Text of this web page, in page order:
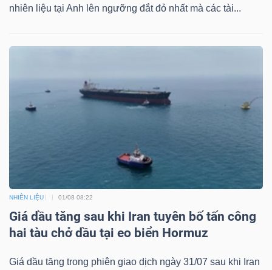
nhiên liệu tại Anh lên ngưỡng đắt đỏ nhất mà các tài...
NHIÊN LIỆU 01/08 08:22
Giá dầu tăng sau khi Iran tuyên bố tấn công
hai tàu chở dầu tại eo biển Hormuz
Giá dầu tăng trong phiên giao dịch ngày 31/07 sau khi Iran